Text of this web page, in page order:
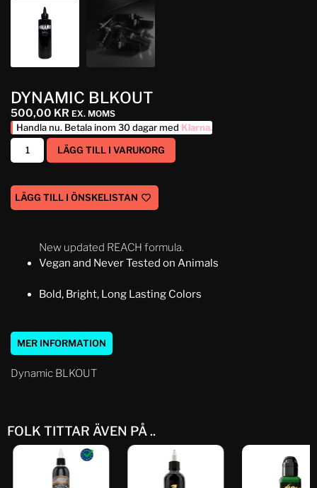
DYNAMIC BLKOUT
500,00 KR EX. MOMS
Handla nu. Betala inom 30 dagar med Klarna.
LÄGG TILL I VARUKORG
LÄGG TILL I ÖNSKELISTAN
New updated REACH formula.
Vegan and Never Tested on Animals
Bold, Bright, Long Lasting Colors
MER INFORMATION
Dynamic BLKOUT
FOLK TITTAR ÄVEN PÅ ..